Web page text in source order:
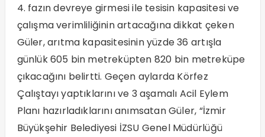
4. fazın devreye girmesi ile tesisin kapasitesi ve
çalışma verimliliğinin artacağına dikkat çeken
Güler, arıtma kapasitesinin yüzde 36 artışla
günlük 605 bin metreküpten 820 bin metreküpe
çıkacağını belirtti. Geçen aylarda Körfez
Çalıştayı yaptıklarını ve 3 aşamalı Acil Eylem
Planı hazırladıklarını anımsatan Güler, “İzmir
Büyükşehir Belediyesi İZSU Genel Müdürlüğü